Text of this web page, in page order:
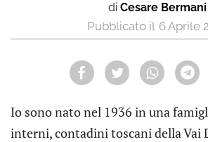
di Cesare Bermani
6 Aprile
Io sono nato nel 1936 in una
interni, contadini toscani della Vai